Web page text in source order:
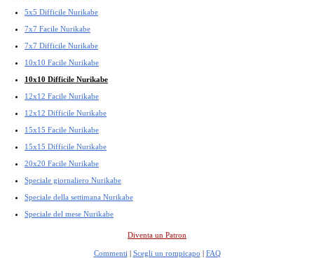
5x5 Difficile Nurikabe
7x7 Facile Nurikabe
7x7 Difficile Nurikabe
10x10 Facile Nurikabe
10x10 Difficile Nurikabe
12x12 Facile Nurikabe
12x12 Difficile Nurikabe
15x15 Facile Nurikabe
15x15 Difficile Nurikabe
20x20 Facile Nurikabe
Speciale giornaliero Nurikabe
Speciale della settimana Nurikabe
Speciale del mese Nurikabe
Diventa un Patron
Commenti | Scegli un rompicapo | FAQ